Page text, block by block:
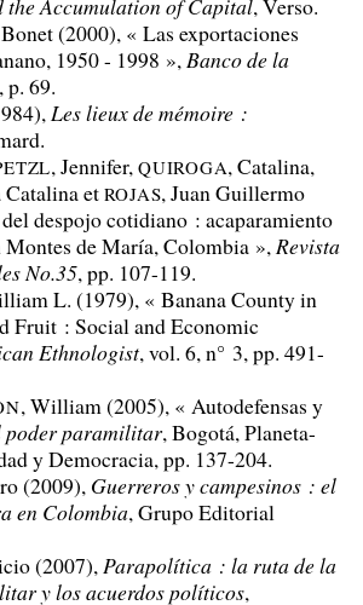
Accumulation of Capital, Verso.
(2000), « Las exportaciones
1950 - 1998 »,Banco de la
p. 69.
Les lieux de mémoire :
, Jennifer,QUIROGA, Catalina,
Catalina et ROJAS, Juan Guillermo
despojo cotidiano : acaparamiento
Montes de María, Colombia »,Revista
No.35, pp. 107-119.
L. (1979), « Banana County in
Fruit : Social and Economic
Ethnologist, vol. 6, n° 3, pp. 491-
, William (2005), « Autodefensas y
poder paramilitar, Bogotá, Planeta-
y Democracia, pp. 137-204.
(2009), Guerreros y campesinos : el
en Colombia, Grupo Editorial
(2007),Parapolítica : la ruta de la
y los acuerdos políticos,